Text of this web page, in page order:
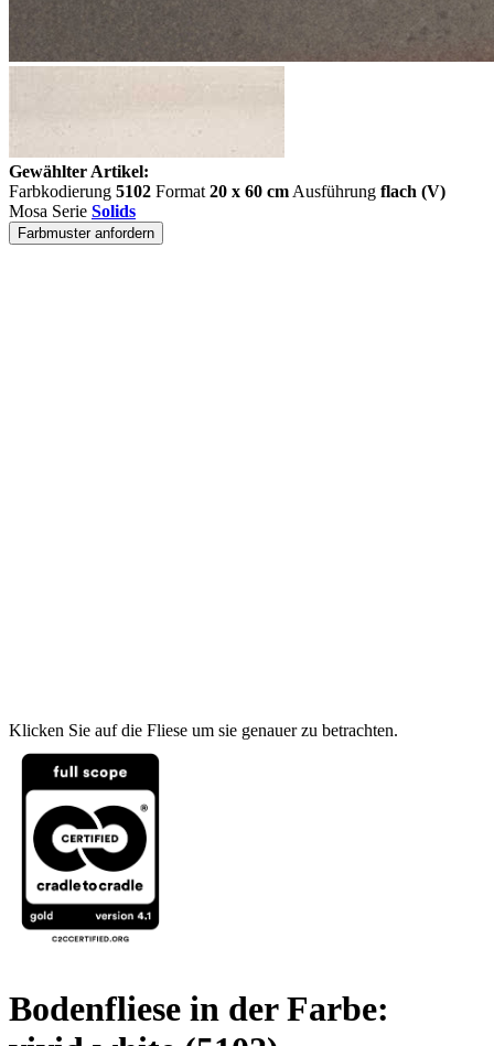
Gewählter Artikel:
Farbkodierung 5102 Format 20 x 60 cm Ausführung flach (V)
Mosa Serie Solids
Farbmuster anfordern
Klicken Sie auf die Fliese um sie genauer zu betrachten.
Bodenfliese in der Farbe: